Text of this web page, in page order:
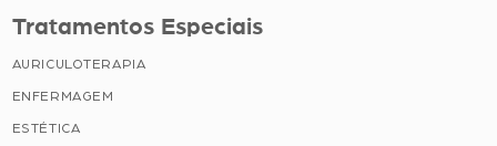
Tratamentos Especiais
AURICULOTERAPIA
ENFERMAGEM
ESTÉTICA